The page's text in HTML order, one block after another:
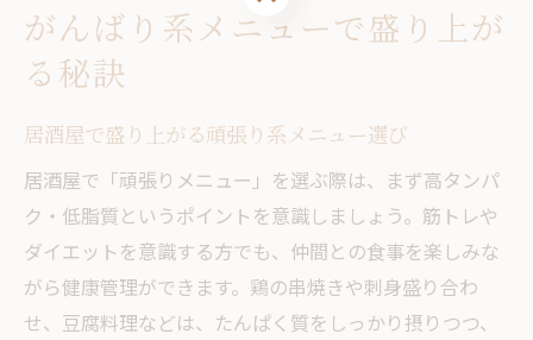
がんばり系メニューで盛り上が
る秘訣
居酒屋で盛り上がる頑張り系メニュー選び
居酒屋で「頑張りメニュー」を選ぶ際は、まず高タンパ
ク・低脂質というポイントを意識しましょう。筋トレや
ダイエットを意識する方でも、仲間との食事を楽しみな
がら健康管理ができます。鶏の串焼きや刺身盛り合わ
せ、豆腐料理などは、たんぱく質をしっかり摂りつつ、